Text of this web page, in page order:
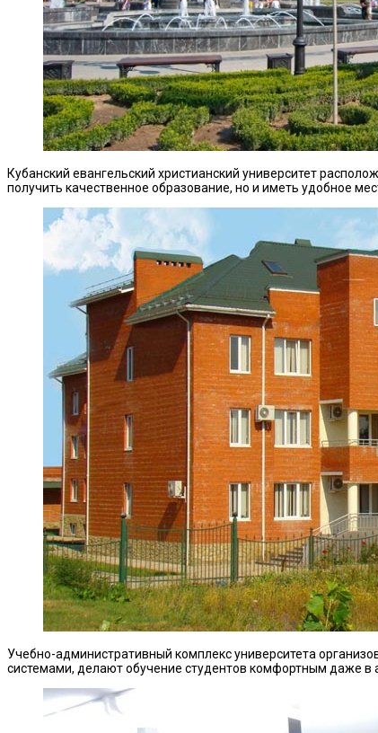
Кубанский евангельский христианский университет
получить качественное образование, но и иметь удобное
Учебно-административный комплекс университета
системами, делают обучение студентов комфортным даже в